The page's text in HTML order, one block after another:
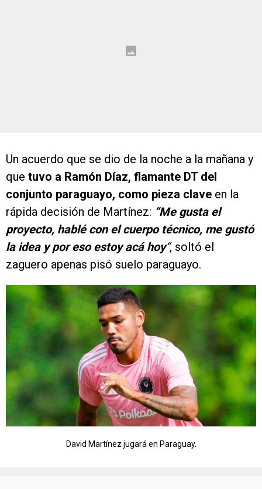
Un acuerdo que se dio de la noche a la mañana y
que tuvo a Ramón Díaz, flamante DT del
conjunto paraguayo, como pieza clave en la
rápida decisión de Martínez: “Me gusta el
proyecto, hablé con el cuerpo técnico, me gustó
la idea y por eso estoy acá hoy“, soltó el
zaguero apenas pisó suelo paraguayo.
David Martínez jugará en Paraguay.